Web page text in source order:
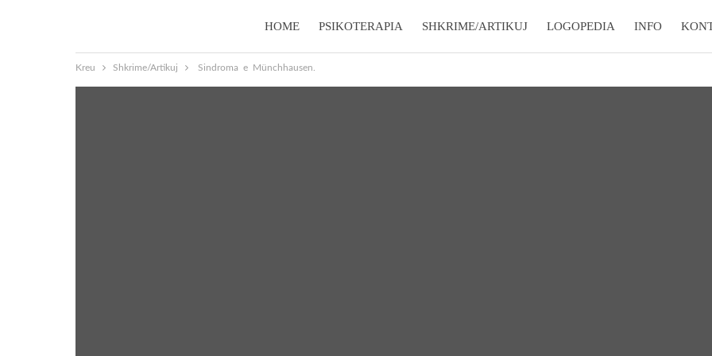
HOME PSIKOTERAPIA SHKRIME/ARTIKUJ LOGOPEDIA INFO
Kreu Shkrime/Artikuj Sindroma e Münchhausen.